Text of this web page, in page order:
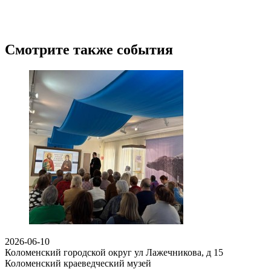
Смотрите также события
2026-06-10
Коломенский городской округ ул Лажечникова, д 15
Коломенский краеведческий музей